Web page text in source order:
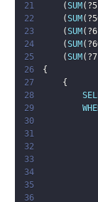
21
(SUM (
22
(SUM (
23
(SUM (
24
(SUM (
25
(SUM (
26
{
27
{
28
29
30
31
32
33
34
35
36